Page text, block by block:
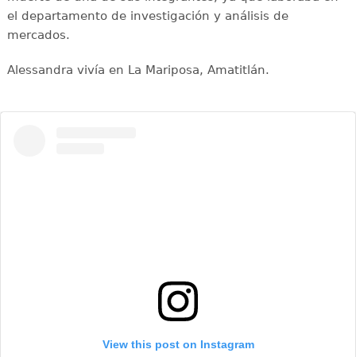
el departamento de investigación y análisis de
mercados.
Alessandra vivía en La Mariposa, Amatitlán.
View this post on Instagram